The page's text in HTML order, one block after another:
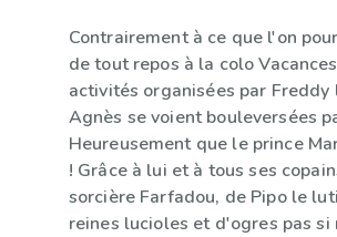
Contrairement à ce que l'on
de tout repos à la colo
activités organisées par
Agnès se voient bouleversées
Heureusement que le prince
! Grâce à lui et à tous ses
sorcière Farfadou, de Pipo le
reines lucioles et d'ogres pas